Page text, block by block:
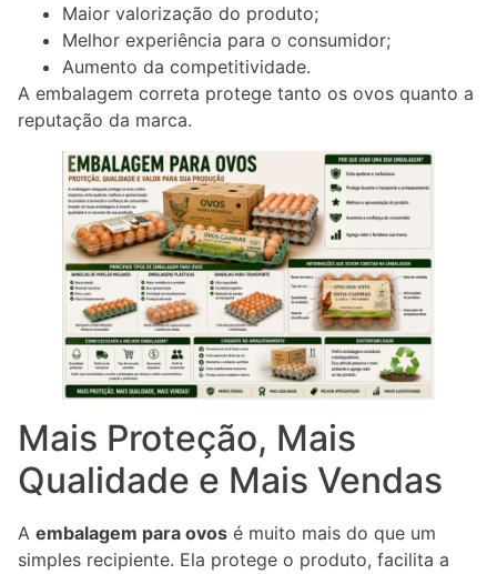
Maior valorização do produto;
Melhor experiência para o consumidor;
Aumento da competitividade.
A embalagem correta protege tanto os ovos quanto a
reputação da marca.
Mais Proteção, Mais
Qualidade e Mais Vendas
A embalagem para ovos é muito mais do que um
simples recipiente. Ela protege o produto, facilita a